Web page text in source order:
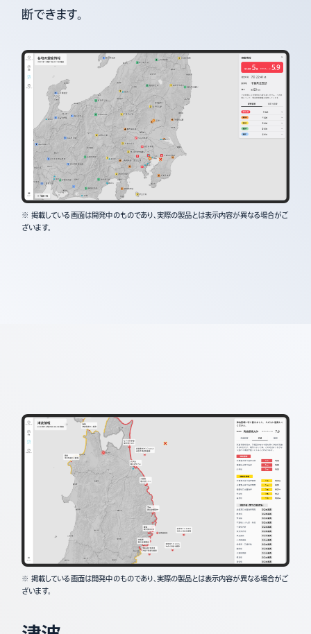
断できます。
※ 掲載している画面は開発中のものであり、実際の製品とは表示内容が異なる場合がご
ざいます。
※ 掲載している画面は開発中のものであり、実際の製品とは表示内容が異なる場合がご
ざいます。